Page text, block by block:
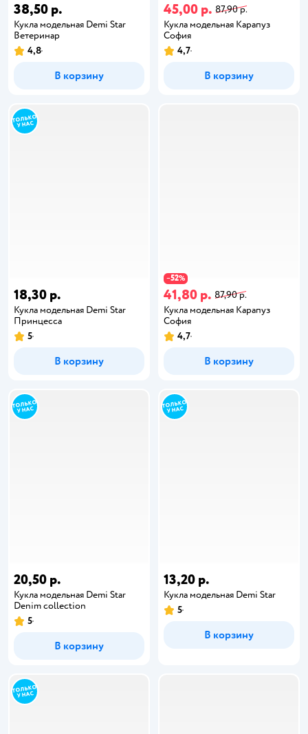
38,50 р.
Кукла модельная Demi Star
Ветеринар
4,8
В корзину
45,00 р. 87,90 р.
Кукла модельная Карапуз
София
4,7
В корзину
18,30 р.
Кукла модельная Demi Star
Принцесса
5
В корзину
−52%
41,80 р. 87,90 р.
Кукла модельная Карапуз
София
4,7
В корзину
20,50 р.
Кукла модельная Demi Star
Denim collection
5
В корзину
13,20 р.
Кукла модельная Demi Star
5
В корзину